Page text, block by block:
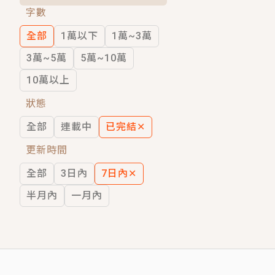
穿越｜《穿越遠古後成了野人娘子》你
字數
全部
1萬以下
1萬~3萬
3萬~5萬
5萬~10萬
10萬以上
狀態
全部
連載中 已完結✕
更新時間
全部
3日內 7日內 ✕
半月內
一月內